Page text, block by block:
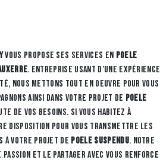
vous propose ses services en Poele
. Entreprise usant d’une expérience
nous mettons tout en oeuvre pour vous
ainsi dans votre projet de Poele
de vos besoins. Si vous habitez à
disposition pour vous transmettre les
à votre projet de Poele suspendu. Notre
et le partager avec vous renforce